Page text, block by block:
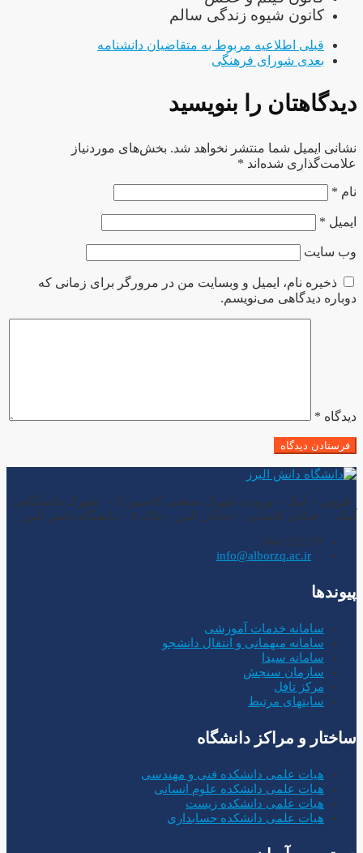
کانون شیوه زندگی سالم
قبلی اطلاعیه مربوط به متقاضیان دانشنامه
بعدی شورای فرهنگی
دیدگاهتان را بنویسید
نشانی ایمیل شما منتشر نخواهد شد. بخش‌های موردنیاز
علامت‌گذاری شده‌اند *
نام *
ایمیل *
وب‌ سایت
ذخیره نام، ایمیل و وبسایت من در مرورگر برای زمانی که
دوباره دیدگاهی می‌نویسم.
دیدگاه *
قزوین – آبیک – ورودی شهرک صنعتی کاسپین 2 – شهرک دانشگاهی
آبیک – خیابان کاشانی – خیابان البرز – پلاک 0 – دانشگاه دانش البرز
3441152278
info@alborzq.ac.ir
پیوندها
سامانه خدمات آموزشی
سامانه میهمانی و انتقال دانشجو
سامانه سیدا
سازمان سنجش
مرکز تافل
سایتهای مرتبط
ساختار و مراکز دانشگاه
هیات علمی دانشکده فنی و مهندسی
هیات علمی دانشکده علوم انسانی
هیات علمی دانشکده زیست
هیات علمی دانشکده حسابداری